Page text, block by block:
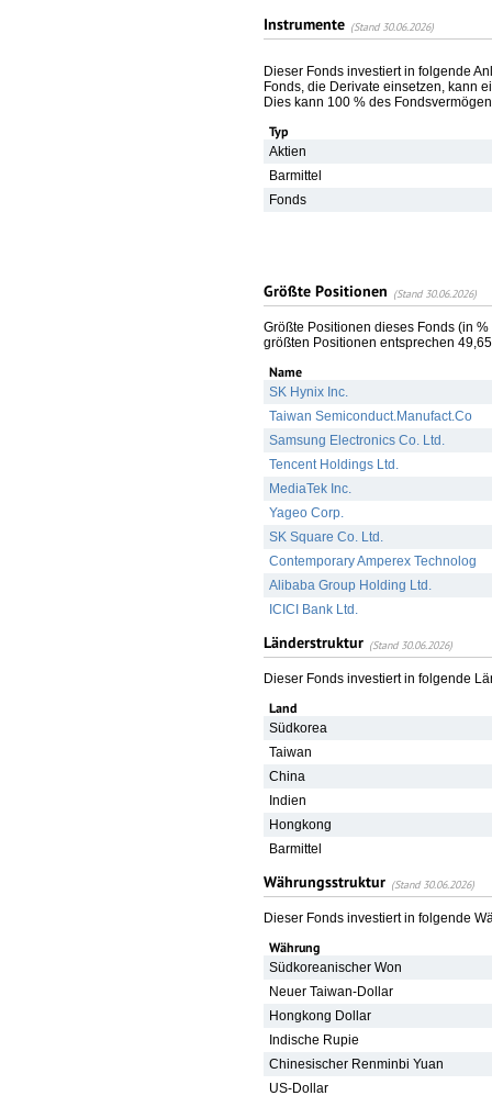
Instrumente (Stand 30.06.2026)
Dieser Fonds investiert in folgende
Fonds, die Derivate einsetzen, kann
Dies kann 100 % des
Typ
Aktien
Barmittel
Fonds
Größte Positionen (Stand 30.06.2026)
Größte Positionen dieses Fonds (in
größten Positionen entsprechen
Name
SK Hynix Inc.
Taiwan Semiconduct.Manufact.Co
Samsung Electronics Co. Ltd.
Tencent Holdings Ltd.
MediaTek Inc.
Yageo Corp.
SK Square Co. Ltd.
Contemporary Amperex Technolog
Alibaba Group Holding Ltd.
ICICI Bank Ltd.
Länderstruktur (Stand 30.06.2026)
Dieser Fonds investiert in folgende
Land
Südkorea
Taiwan
China
Indien
Hongkong
Barmittel
Währungsstruktur (Stand 30.06.2026)
Dieser Fonds investiert in folgende
Währung
Südkoreanischer Won
Neuer Taiwan-Dollar
Hongkong Dollar
Indische Rupie
Chinesischer Renminbi Yuan
US-Dollar